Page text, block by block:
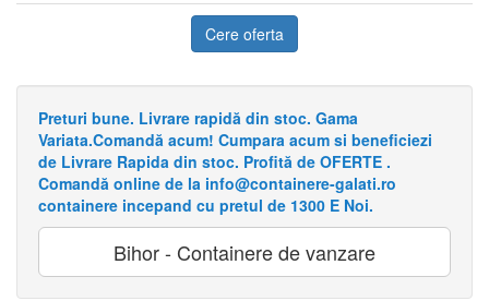
Cere oferta
Preturi bune. Livrare rapidă din stoc. Gama
Variata.Comandă acum! Cumpara acum si beneficiezi
de Livrare Rapida din stoc. Profită de OFERTE .
Comandă online de la info@containere-galati.ro
containere incepand cu pretul de 1300 E Noi.
Bihor - Containere de vanzare